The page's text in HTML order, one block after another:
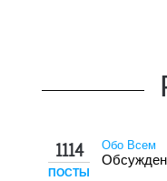
1114
ПОСТЫ
Обо Всем